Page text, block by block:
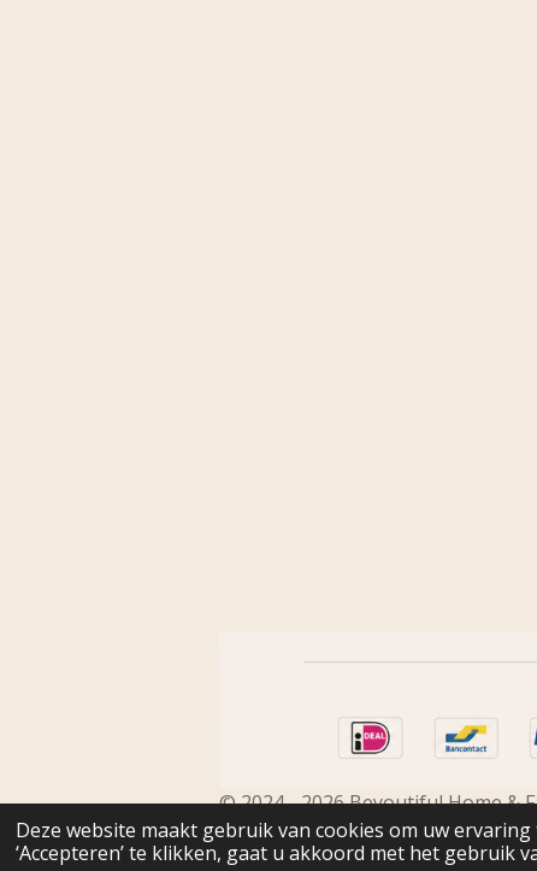
Deze website maakt gebruik van cookies om uw
‘Accepteren’ te klikken, gaat u akkoord met het gebruik
© 2024 - 2026 Beyoutiful Home &